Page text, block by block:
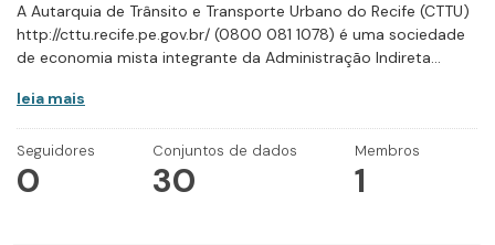
A Autarquia de Trânsito e Transporte Urbano do Recife (CTTU)
http://cttu.recife.pe.gov.br/ (0800 081 1078) é uma sociedade
de economia mista integrante da Administração Indireta...
leia mais
Seguidores
0
Conjuntos de dados
30
Membros
1